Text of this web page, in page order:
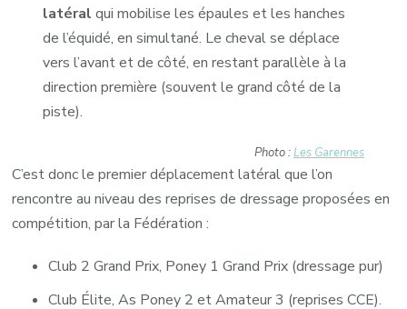
latéralqui mobilise les épaules et les hanches
de l’équidé, en simultané. Le cheval se déplace
vers l’avant et de côté, en restant parallèle à la
direction première (souvent le grand côté de la
piste).
Photo :Les Garennes
C’est donc le premier déplacement latéral que l’on
rencontre au niveau des reprises de dressage proposées en
compétition, par la Fédération :
Club 2 Grand Prix, Poney 1 Grand Prix (dressage pur)
Club Élite, As Poney 2 et Amateur 3 (reprises CCE).